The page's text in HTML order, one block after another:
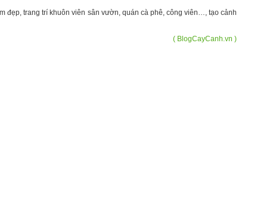
trang trí khuôn viên sân vườn, quán cà phê, công viên…, tạo cảnh
( BlogCayCanh.vn )